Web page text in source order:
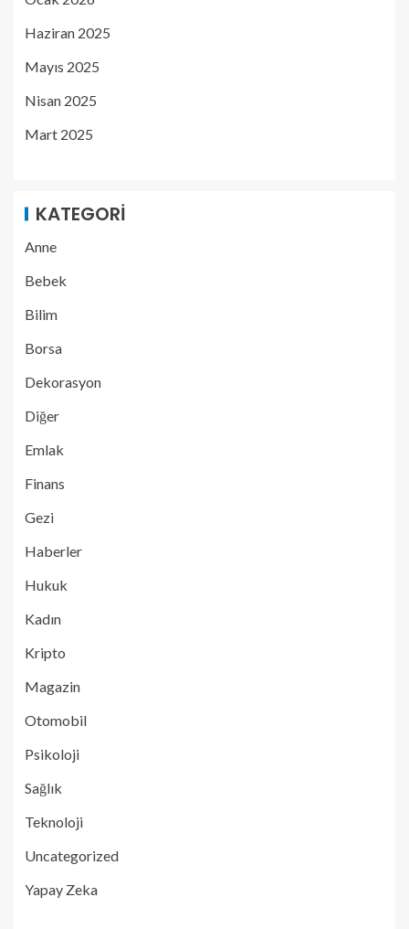
Haziran 2025
Mayıs 2025
Nisan 2025
Mart 2025
KATEGORI
Anne
Bebek
Bilim
Borsa
Dekorasyon
Diğer
Emlak
Finans
Gezi
Haberler
Hukuk
Kadın
Kripto
Magazin
Otomobil
Psikoloji
Sağlık
Teknoloji
Uncategorized
Yapay Zeka